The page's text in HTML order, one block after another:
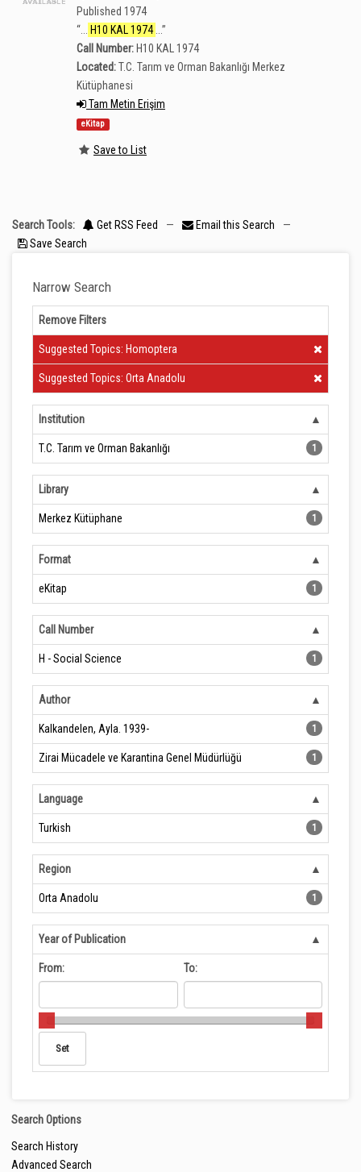
Published 1974
“
H10 KAL 1974
”
Call Number: H10 KAL 1974
Located:T.C. Tarım ve Orman Bakanlığı Merkez
Kütüphanesi
Tam Metin Erişim
eKitap
Save to List
Search Tools: Get RSS Feed — Email this Search
—
Save Search
Narrow Search
Remove Filters
Clear Filter
Suggested Topics: Homoptera
Clear Filter
Suggested Topics: Orta Anadolu
Institution
T.C. Tarım ve Orman Bakanlığı 1
Library
Merkez Kütüphane 1
Format
eKitap 1
Call Number
H - Social Science 1
Author
Kalkandelen, Ayla. 1939- 1
Zirai Mücadele ve Karantina Genel Müdürlüğü 1
Language
Turkish 1
Region
Orta Anadolu 1
Year of Publication
From: To:
Search Options
Search History
Advanced Search